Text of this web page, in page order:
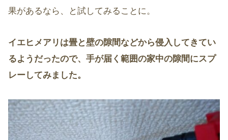
果があるなら、と試してみることに。
イエヒメアリは畳と壁の隙間などから侵入してきてい
るようだったので、手が届く範囲の家中の隙間にスプ
レーしてみました。